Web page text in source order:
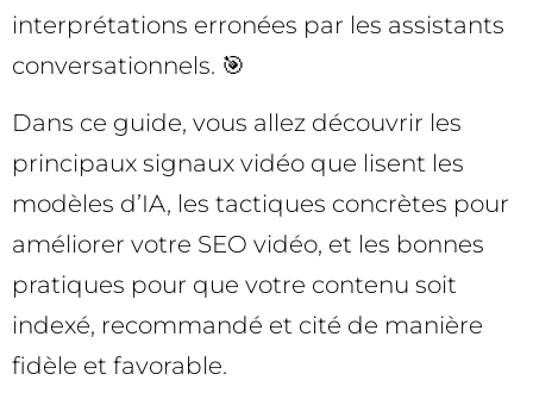
interprétations erronées par les assistants
conversationnels. 🎯
Dans ce guide, vous allez découvrir les
principaux signaux vidéo que lisent les
modèles d’IA, les tactiques concrètes pour
améliorer votre SEO vidéo, et les bonnes
pratiques pour que votre contenu soit
indexé, recommandé et cité de manière
fidèle et favorable.